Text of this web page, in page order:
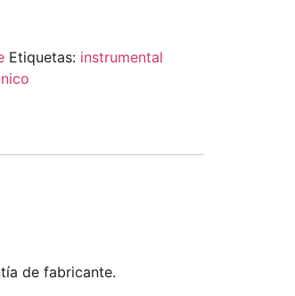
Etiquetas: instrumental
de fabricante.